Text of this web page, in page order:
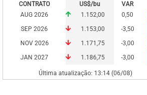
CONTRATO
US$/bu
VAR
AUG 2026
1.152,00
0,50
SEP 2026
1.153,00
-3,50
NOV 2026
1.171,75
-3,00
JAN 2027
1.186,75 -3,00
Última atualização: 13:14 (06/08)